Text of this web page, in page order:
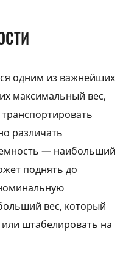
одним из важнейших
максимальный вес,
различать
— наибольший
поднять до
вес, который
штабелировать на